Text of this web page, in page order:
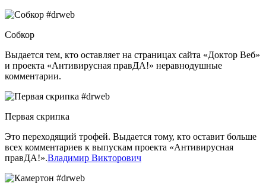
Собкор
Выдается тем, кто оставляет на страницах сайта «Доктор Веб»
и проекта «Антивирусная правДА!» неравнодушные
комментарии.
Первая скрипка
Это переходящий трофей. Выдается тому, кто оставит больше
всех комментариев к выпускам проекта «Антивирусная
правДА!».Владимир Викторович